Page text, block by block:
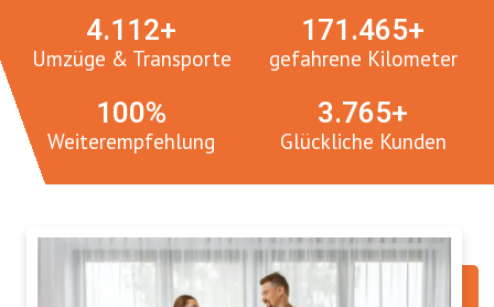
Umzüge & Transporte
4.112+
gefahrene Kilometer
171.465+
Weiterempfehlung
100%
Glückliche Kunden
3.765+